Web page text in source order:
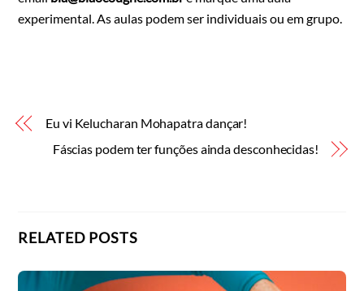
experimental. As aulas podem ser individuais ou em grupo.
Eu vi Kelucharan Mohapatra dançar!
Fáscias podem ter funções ainda desconhecidas!
RELATED POSTS